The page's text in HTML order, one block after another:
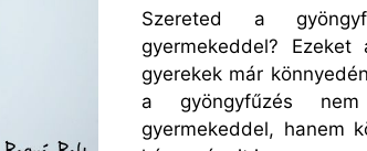
Szereted a
gyermekeddel?
gyerekek már
a gyöngyfűzés
gyermekeddel, hanem